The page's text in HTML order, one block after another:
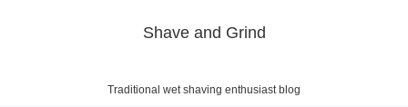
Shave and Grind
Traditional wet shaving enthusiast blog